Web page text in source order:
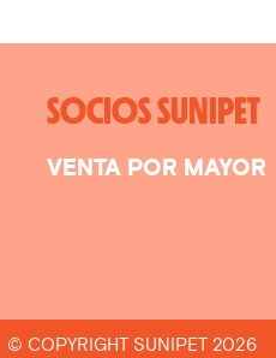
SOCIOS SUNIPET
VENTA POR MAYOR
© COPYRIGHT SUNIPET 2026